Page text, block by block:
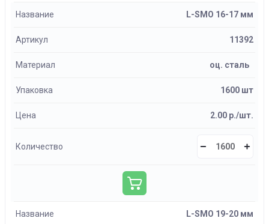
Название L-SMO 16-17 мм
Артикул 11392
Материал оц. сталь
Упаковка 1600 шт
Цена 2.00 р./шт.
Количество
Название L-SMO 19-20 мм